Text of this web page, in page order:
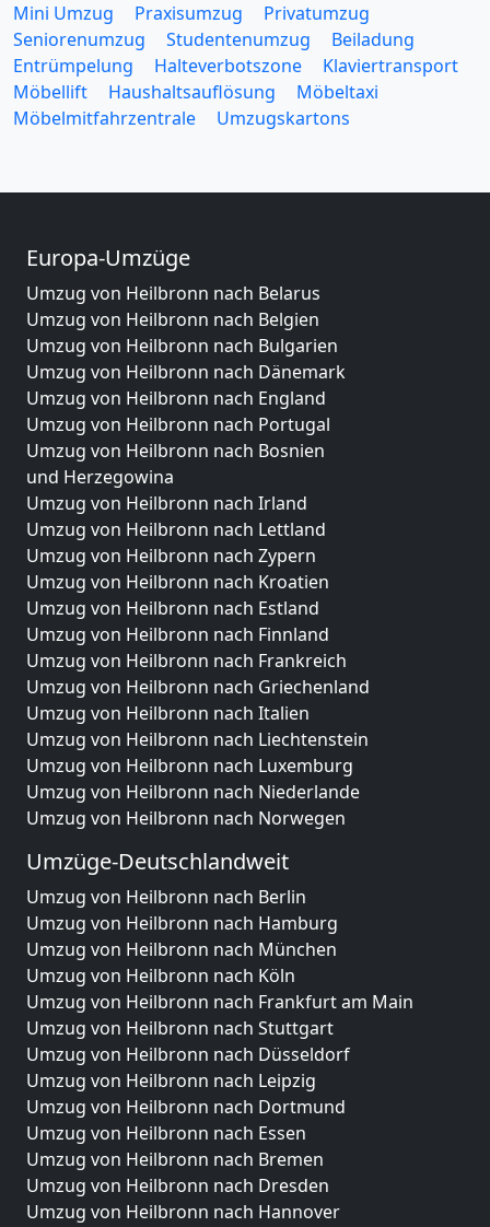
Mini Umzug
Praxisumzug
Privatumzug
Seniorenumzug
Studentenumzug
Beiladung
Entrümpelung
Halteverbotszone
Klaviertransport
Möbellift
Haushaltsauflösung
Möbeltaxi
Möbelmitfahrzentrale
Umzugskartons
Europa-Umzüge
Umzug von Heilbronn nach Belarus
Umzug von Heilbronn nach Belgien
Umzug von Heilbronn nach Bulgarien
Umzug von Heilbronn nach Dänemark
Umzug von Heilbronn nach England
Umzug von Heilbronn nach Portugal
Umzug von Heilbronn nach Bosnien
und Herzegowina
Umzug von Heilbronn nach Irland
Umzug von Heilbronn nach Lettland
Umzug von Heilbronn nach Zypern
Umzug von Heilbronn nach Kroatien
Umzug von Heilbronn nach Estland
Umzug von Heilbronn nach Finnland
Umzug von Heilbronn nach Frankreich
Umzug von Heilbronn nach Griechenland
Umzug von Heilbronn nach Italien
Umzug von Heilbronn nach Liechtenstein
Umzug von Heilbronn nach Luxemburg
Umzug von Heilbronn nach Niederlande
Umzug von Heilbronn nach Norwegen
Umzüge-Deutschlandweit
Umzug von Heilbronn nach Berlin
Umzug von Heilbronn nach Hamburg
Umzug von Heilbronn nach München
Umzug von Heilbronn nach Köln
Umzug von Heilbronn nach Frankfurt am Main
Umzug von Heilbronn nach Stuttgart
Umzug von Heilbronn nach Düsseldorf
Umzug von Heilbronn nach Leipzig
Umzug von Heilbronn nach Dortmund
Umzug von Heilbronn nach Essen
Umzug von Heilbronn nach Bremen
Umzug von Heilbronn nach Dresden
Umzug von Heilbronn nach Hannover